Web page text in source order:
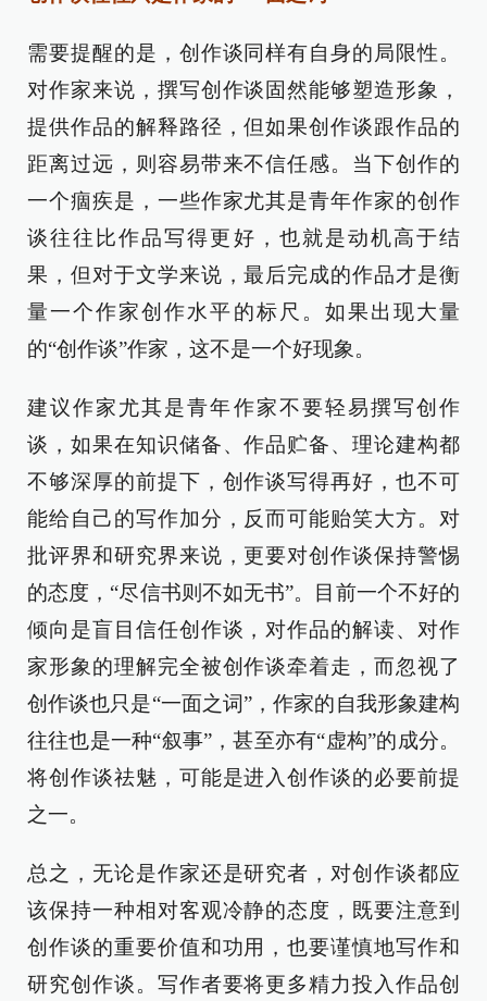
需要提醒的是，创作谈同样有自身的局限性。
对作家来说，撰写创作谈固然能够塑造形象，
提供作品的解释路径，但如果创作谈跟作品的
距离过远，则容易带来不信任感。当下创作的
一个痼疾是，一些作家尤其是青年作家的创作
谈往往比作品写得更好，也就是动机高于结
果，但对于文学来说，最后完成的作品才是衡
量一个作家创作水平的标尺。如果出现大量
的“创作谈”作家，这不是一个好现象。
建议作家尤其是青年作家不要轻易撰写创作
谈，如果在知识储备、作品贮备、理论建构都
不够深厚的前提下，创作谈写得再好，也不可
能给自己的写作加分，反而可能贻笑大方。对
批评界和研究界来说，更要对创作谈保持警惕
的态度，“尽信书则不如无书”。目前一个不好的
倾向是盲目信任创作谈，对作品的解读、对作
家形象的理解完全被创作谈牵着走，而忽视了
创作谈也只是“一面之词”，作家的自我形象建构
往往也是一种“叙事”，甚至亦有“虚构”的成分。
将创作谈祛魅，可能是进入创作谈的必要前提
之一。
总之，无论是作家还是研究者，对创作谈都应
该保持一种相对客观冷静的态度，既要注意到
创作谈的重要价值和功用，也要谨慎地写作和
研究创作谈。写作者要将更多精力投入作品创